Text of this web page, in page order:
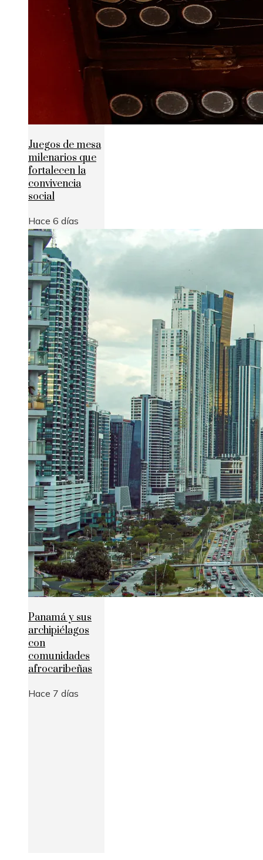
Juegos de mesa
milenarios que
fortalecen la
convivencia
social
Hace 6 días
Panamá y sus
archipiélagos
con
comunidades
afrocaribeñas
Hace 7 días